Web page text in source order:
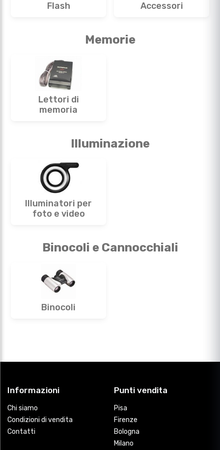
Flash Accessori
Memorie
Lettori di
memoria
Illuminazione
Illuminatori per
foto e video
Binocoli e Cannocchiali
Binocoli
Informazioni
Chi siamo
Condizioni di vendita
Contatti
Punti vendita
Pisa
Firenze
Bologna
Milano